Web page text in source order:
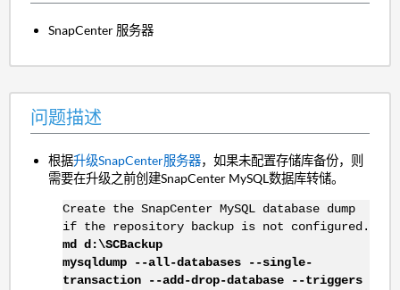
SnapCenter 服务器
问题描述
根据升级SnapCenter服务器，如果未配置存储库备份，则
需要在升级之前创建SnapCenter MySQL数据库转储。
Create the SnapCenter MySQL database dump
if the repository backup is not configured.
md d:\SCBackup
mysqldump --all-databases --single-
transaction --add-drop-database --triggers